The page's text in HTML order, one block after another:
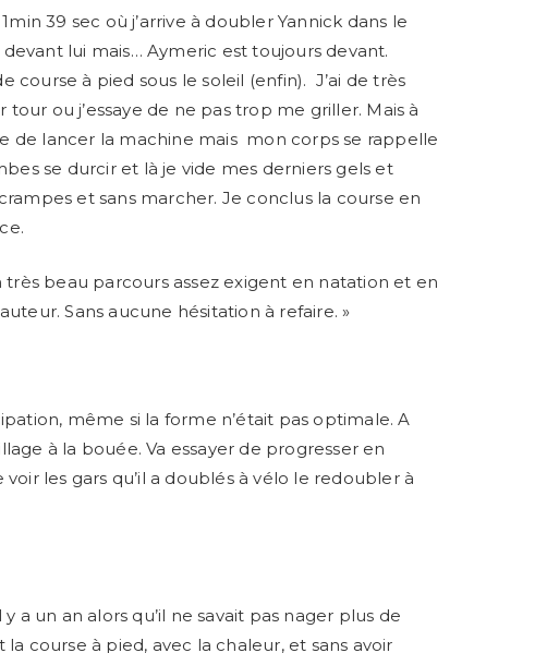
39 sec où j’arrive à doubler Yannick dans le
lui mais… Aymeric est toujours devant.
course à pied sous le soleil (enfin). J’ai de très
ou j’essaye de ne pas trop me griller. Mais à
de lancer la machine mais mon corps se rappelle
se durcir et là je vide mes derniers gels et
et sans marcher. Je conclus la course en
beau parcours assez exigent en natation et en
Sans aucune hésitation à refaire. »
même si la forme n’était pas optimale. A
à la bouée. Va essayer de progresser en
les gars qu’il a doublés à vélo le redoubler à
a un an alors qu’il ne savait pas nager plus de
course à pied, avec la chaleur, et sans avoir